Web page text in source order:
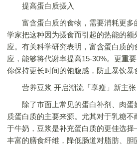
提高蛋白质摄入
富含蛋白质的食物，需要消耗更多
学家把这种因为摄食而引起的热能的额
应。有关科学研究表明，富含蛋白质的
应，能够将代谢率提高15-30%。更重
你保持更长时间的饱腹感，防止暴饮暴
营养豆浆 开启潮流「享瘦」新主张
除了市面上常见的蛋白补剂、肉蛋
质蛋白质的主要来源。尤其对于乳糖
于牛奶，豆浆是补充蛋白质的更佳选
丰富的膳食纤维，降低肠道对脂肪、